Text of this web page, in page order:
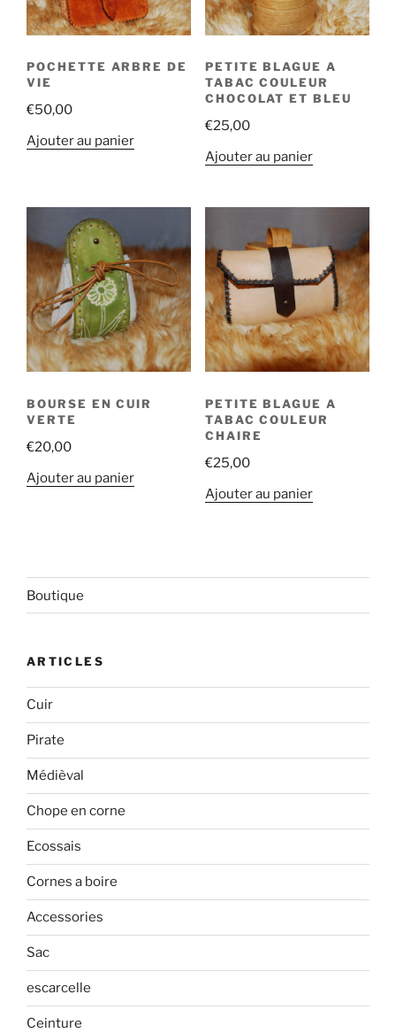
POCHETTE ARBRE DE
VIE
€50,00
Ajouter au panier
PETITE BLAGUE A
TABAC COULEUR
CHOCOLAT ET BLEU
€25,00
Ajouter au panier
BOURSE EN CUIR
VERTE
€20,00
Ajouter au panier
PETITE BLAGUE A
TABAC COULEUR
CHAIRE
€25,00
Ajouter au panier
Boutique
ARTICLES
Cuir
Pirate
Médièval
Chope en corne
Ecossais
Cornes a boire
Accessories
Sac
escarcelle
Ceinture